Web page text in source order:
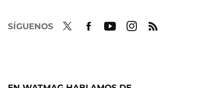
SÍGUENOS